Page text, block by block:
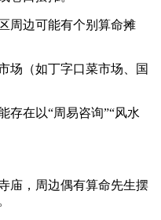
周边可能有个别算命摊
场（如丁字口菜市场、国
存在以“周易咨询”“风水
庙，周边偶有算命先生摆